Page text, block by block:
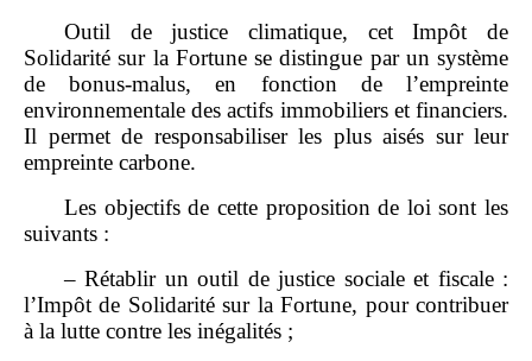
Outil de justice climatique, cet Impôt de
Solidarité sur la Fortune se distingue par un système
de bonus‑malus, en fonction de l’empreinte
environnementale des actifs immobiliers et financiers.
Il permet de responsabiliser les plus aisés sur leur
empreinte carbone.
Les objectifs de cette proposition de loi sont les
suivants :
– Rétablir un outil de justice sociale et fiscale :
l’Impôt de Solidarité sur la Fortune, pour contribuer
à la lutte contre les inégalités ;